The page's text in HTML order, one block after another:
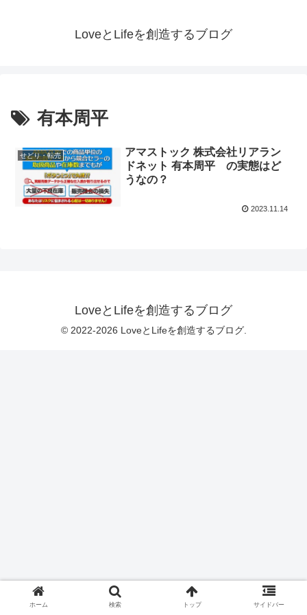
LoveとLifeを創造するブログ
有本周平
せどり・転売
アマストック 株式会社リアラン
ドネット 有本周平 の実態はど
うなの？
2023.11.14
LoveとLifeを創造するブログ
© 2022-2026 LoveとLifeを創造するブログ.
ホーム 検索 トップ サイドバー